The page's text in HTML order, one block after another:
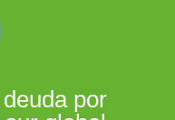
por